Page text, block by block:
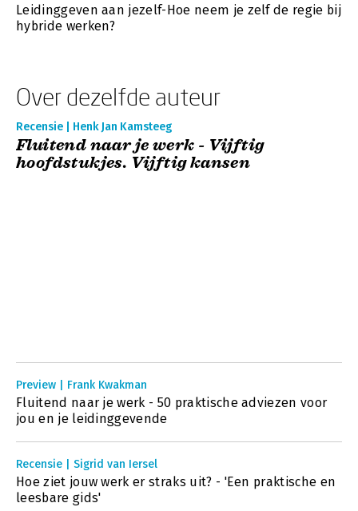
Leidinggeven aan jezelf-Hoe neem je zelf de regie bij
hybride werken?
Over dezelfde auteur
Recensie | Henk Jan Kamsteeg
Fluitend naar je werk - Vijftig
hoofdstukjes. Vijftig kansen
Preview | Frank Kwakman
Fluitend naar je werk - 50 praktische adviezen voor
jou en je leidinggevende
Recensie | Sigrid van Iersel
Hoe ziet jouw werk er straks uit? - 'Een praktische en
leesbare gids'